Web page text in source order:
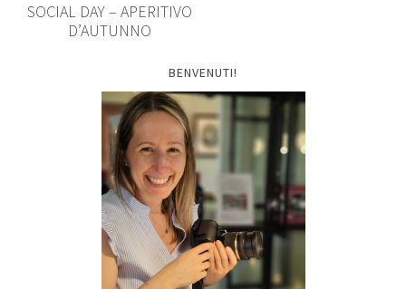
SOCIAL DAY – APERITIVO
D’AUTUNNO
BENVENUTI!